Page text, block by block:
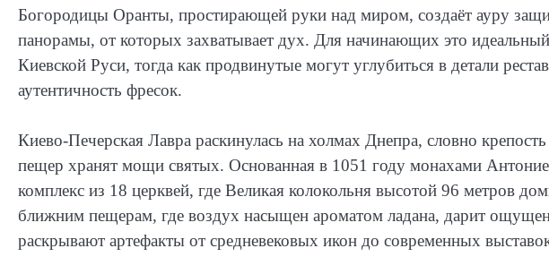
Богородицы Оранты, простирающей руки над миром, создаёт ауру
панорамы, от которых захватывает дух. Для начинающих это
Киевской Руси, тогда как продвинутые могут углубиться в детали
аутентичность фресок.
Киево-Печерская Лавра раскинулась на холмах Днепра, словно
пещер хранят мощи святых. Основанная в 1051 году монахами
комплекс из 18 церквей, где Великая колокольня высотой 96 метров
ближним пещерам, где воздух насыщен ароматом ладана, дарит
раскрывают артефакты от средневековых икон до современных